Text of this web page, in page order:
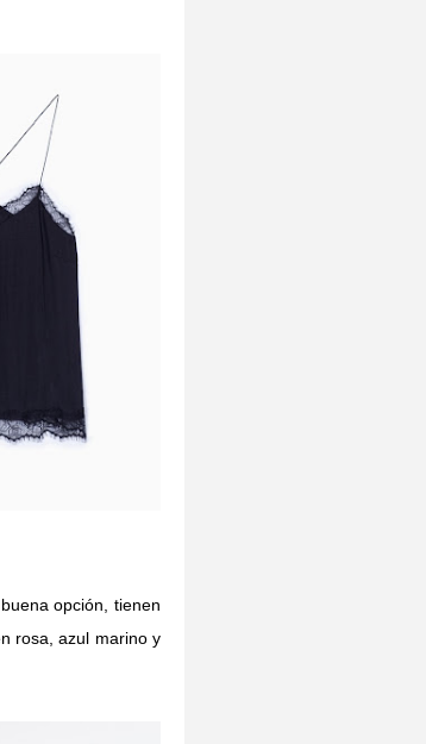
opción, tienen
rosa, azul marino y